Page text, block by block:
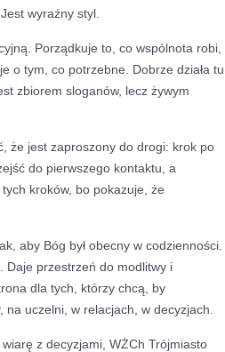
wyraźny styl.
Porządkuje to, co wspólnota robi,
o tym, co potrzebne. Dobrze działa tu
zbiorem sloganów, lecz żywym
że jest zaproszony do drogi: krok po
do pierwszego kontaktu, a
kroków, bo pokazuje, że
aby Bóg był obecny w codzienności.
Daje przestrzeń do modlitwy i
dla tych, którzy chcą, by
uczelni, w relacjach, w decyzjach.
z decyzjami, WŻCh Trójmiasto